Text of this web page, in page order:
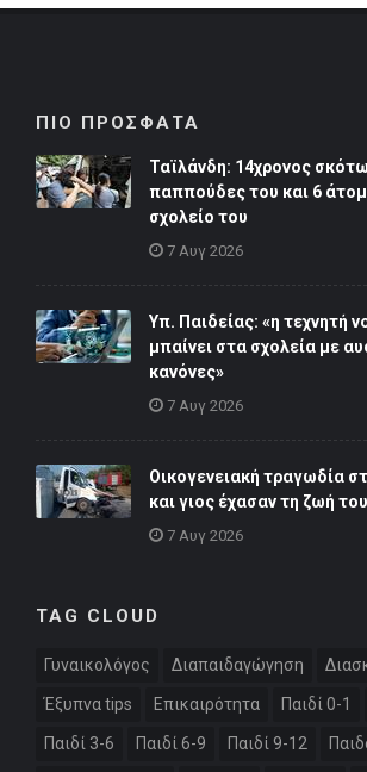
ΠΙΟ ΠΡΟΣΦΑΤΑ
Ταϊλάνδη: 14χρονος
παππούδες του και 6
σχολείο του
7 Αυγ 2026
Υπ. Παιδείας: «η τεχνητή
μπαίνει στα σχολεία με
κανόνες»
7 Αυγ 2026
Οικογενειακή τραγωδία
και γιος έχασαν τη ζωή
7 Αυγ 2026
TAG CLOUD
Γυναικολόγος Διαπαιδαγώγηση
Έξυπνα tips Επικαιρότητα Παιδί 0-1
Παιδί 3-6 Παιδί 6-9 Παιδί 9-12